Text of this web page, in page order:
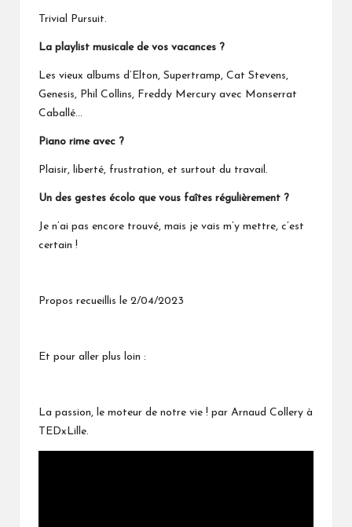
Trivial Pursuit.
La playlist musicale de vos vacances ?
Les vieux albums d’Elton, Supertramp, Cat Stevens,
Genesis, Phil Collins, Freddy Mercury avec Monserrat
Caballé…
Piano rime avec ?
Plaisir, liberté, frustration, et surtout du travail.
Un des gestes écolo que vous faîtes régulièrement ?
Je n’ai pas encore trouvé, mais je vais m’y mettre, c’est
certain !
Propos recueillis le 2/04/2023
Et pour aller plus loin :
La passion, le moteur de notre vie ! par Arnaud Collery à
TEDxLille.